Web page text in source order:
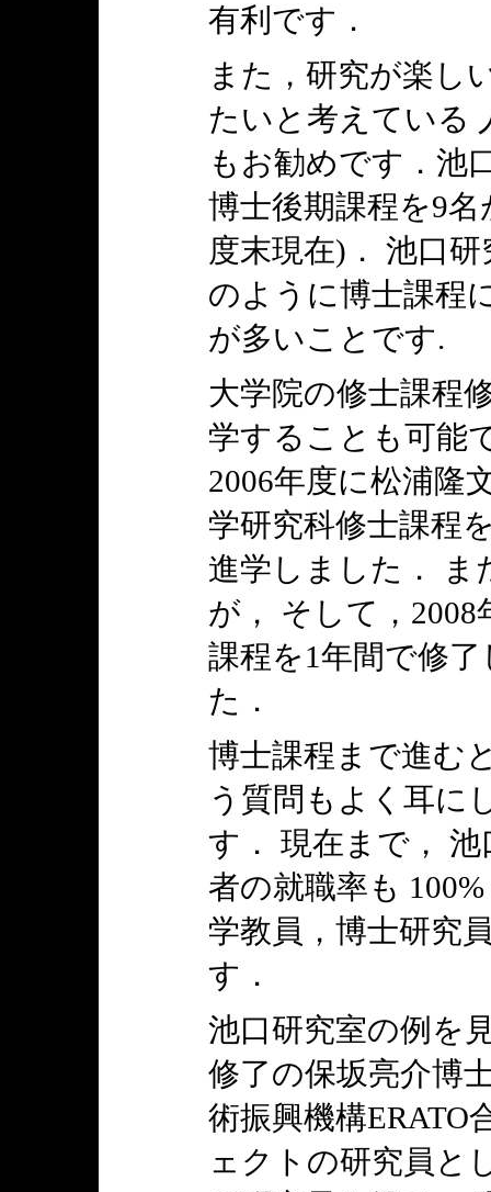
有利です．
また，研究が楽し
たいと考えている
もお勧めです．池
博士後期課程を9
度末現在)． 池口
のように博士課程
が多いことです.
大学院の修士課程
学することも可能
2006年度に松浦隆
学研究科修士課程
進学しました． ま
が， そして，
課程を1年間で修
た．
博士課程まで進む
う質問もよく耳に
す． 現在まで，
者の就職率も
学教員，博士研究
す．
池口研究室の例を
修了の保坂亮介博
術振興機構ERATO
ェクトの研究員と